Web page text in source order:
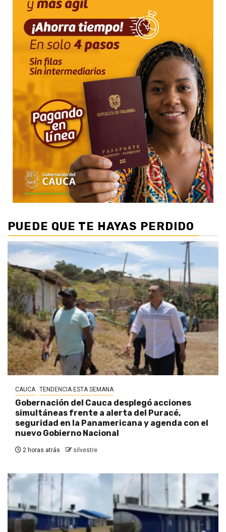
PUEDE QUE TE HAYAS PERDIDO
CAUCA TENDENCIA ESTA SEMANA
Gobernación del Cauca desplegó acciones
simultáneas frente a alerta del Puracé,
seguridad en la Panamericana y agenda con el
nuevo Gobierno Nacional
2 horas atrás silvestre